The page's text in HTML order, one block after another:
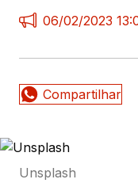
06/02/2023
Unsplash